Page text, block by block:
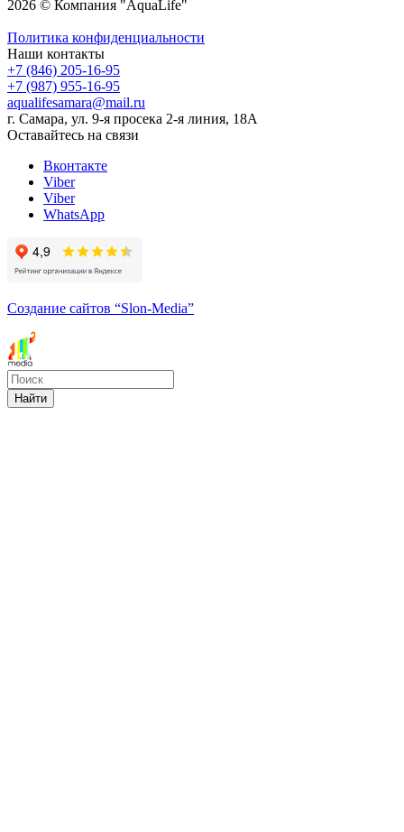
2026 © Компания "AquaLife"
Политика конфиденциальности
Наши контакты
+7 (846) 205-16-95
+7 (987) 955-16-95
aqualifesamara@mail.ru
г. Самара, ул. 9-я просека 2-я линия, 18А
Оставайтесь на связи
Вконтакте
Viber
Viber
WhatsApp
Создание сайтов “Slon-Media”
Найти